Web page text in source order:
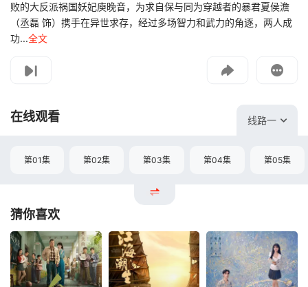
败的大反派祸国妖妃庾晚音，为求自保与同为穿越者的暴君夏侯澹
（丞磊 饰）携手在异世求存，经过多场智力和武力的角逐，两人成
功...全文
如遇无法播放请提交给我们
在线观看 线路一
第01集 第02集 第03集 第04集 第05集
猜你喜欢